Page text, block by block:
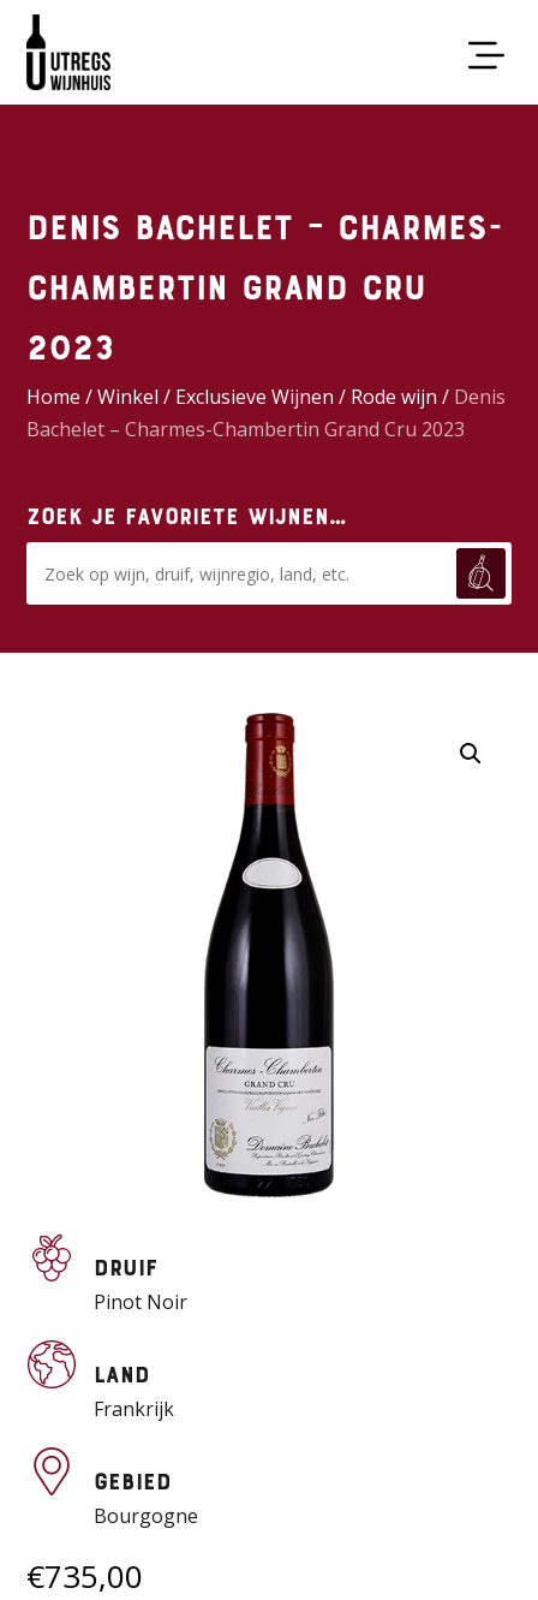
Denis Bachelet – Charmes-
Chambertin Grand Cru
2023
Home /Winkel / Exclusieve Wijnen / Rode wijn / Denis
Bachelet – Charmes-Chambertin Grand Cru 2023
Zoek je favoriete wijnen…
Druif
Pinot Noir
Land
Frankrijk
Gebied
Bourgogne
€735,00